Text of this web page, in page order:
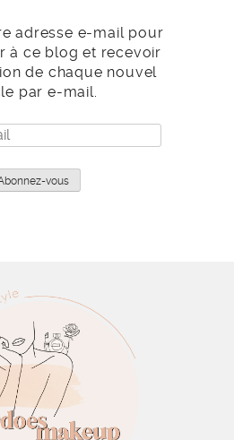
adresse e-mail pour
à ce blog et recevoir
de chaque nouvel
par e-mail.
vous